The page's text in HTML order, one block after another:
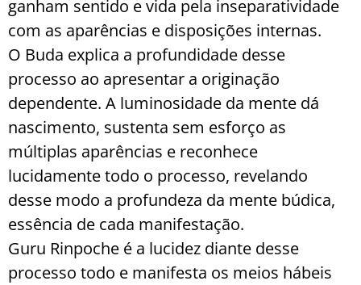
ganham sentido e vida pela inseparatividade
com as aparências e disposições internas.
O Buda explica a profundidade desse
processo ao apresentar a originação
dependente. A luminosidade da mente dá
nascimento, sustenta sem esforço as
múltiplas aparências e reconhece
lucidamente todo o processo, revelando
desse modo a profundeza da mente búdica,
essência de cada manifestação.
Guru Rinpoche é a lucidez diante desse
processo todo e manifesta os meios hábeis